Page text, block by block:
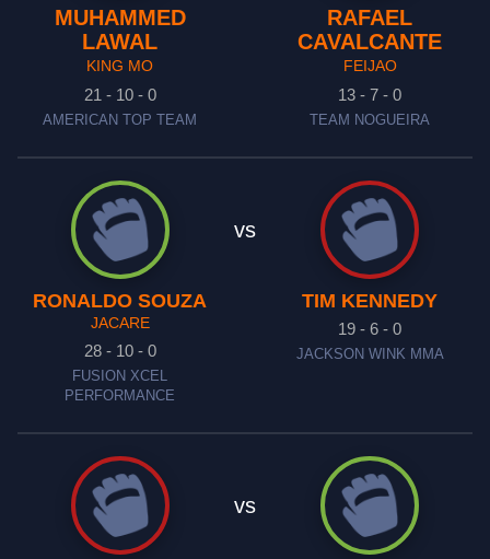
MUHAMMED
LAWAL
KING MO
21 - 10 - 0
AMERICAN TOP TEAM
RAFAEL
CAVALCANTE
FEIJAO
13 - 7 - 0
TEAM NOGUEIRA
RONALDO SOUZA
JACARE
28 - 10 - 0
FUSION XCEL
PERFORMANCE
vs
TIM KENNEDY
19 - 6 - 0
JACKSON WINK MMA
vs